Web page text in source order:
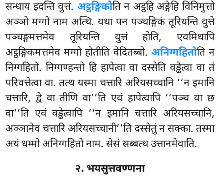
सन्धाय इदन्ति वुत्तं. अट्ठङ्गिकोति न अट्ठहि अङ्गेहि विनिमुत्तो
अञ्ञो मग्गो नाम अत्थि. यथा पन पञ्चङ्गिकं तूरियन्ति वुत्ते
पञ्चङ्गमत्तमेव तूरियन्ति वुत्तं होति, एवमिधापि
अट्ठङ्गिकमत्तमेव मग्गो होतीति वेदितब्बो. अनिग्गहितोति न
निग्गहितो. निग्गण्हन्तो हि हापेत्वा वा दस्सेति वड्ढेत्वा वा तं
परिवत्तेत्वा वा. तत्थ यस्मा चत्तारि अरियसच्चानि ‘‘न इमानि
चत्तारि, द्वे वा तीणि वा’’ति एवं हापेत्वापि ‘‘पञ्च वा छ
वा’’ति एवं वड्ढेत्वापि ‘‘न इमानि चत्तारि अरियसच्चानि,
अञ्ञानेव चत्तारि अरियसच्चानी’’ति दस्सेतुं न सक्का. तस्मा
अयं धम्मो अनिग्गहितो नाम. सेसं सब्बत्थ उत्तानमेवाति.
२. भयसुत्तवण्णना